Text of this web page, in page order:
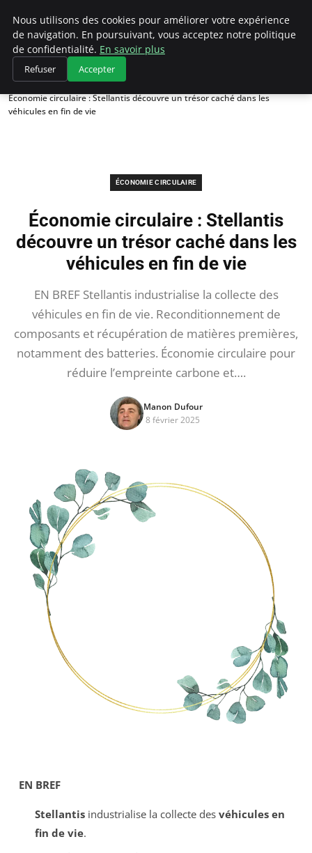
Climategatecountryclub.com
Accueil
Économie circulaire
Économie circulaire : Stellantis découvre un trésor caché dans les
véhicules en fin de vie
ÉCONOMIE CIRCULAIRE
Économie circulaire : Stellantis
découvre un trésor caché dans les
véhicules en fin de vie
EN BREF Stellantis industrialise la collecte des
véhicules en fin de vie. Reconditionnement de
composants et récupération de matières premières,
notamment des batteries. Économie circulaire pour
réduire l’empreinte carbone et….
Manon Dufour
8 février 2025
EN BREF
Stellantisindustrialise la collecte des véhicules en
fin de vie.
Nous utilisons des cookies pour améliorer votre expérience
de navigation. En poursuivant, vous acceptez notre politique
de confidentialité. En savoir plus
Refuser Accepter